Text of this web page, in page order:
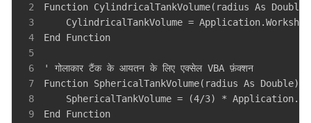
2
3
4
End Function
5
6
' गोलाकार टैंक के आयतन के लिए एक्सेल VBA फ़ंक्शन
7
8
9
End Function